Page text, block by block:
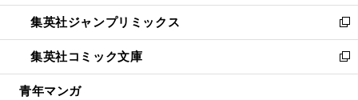
開
く
ウ
で
開
く
ン
ド
ウ
で
開
ウ
ィ
ン
ド
ウ
し
い
ウ
ィ
ン
集英社ジャンプリミックス
新
し
い
ウ
集英社コミック文庫
新
し
青年マンガ